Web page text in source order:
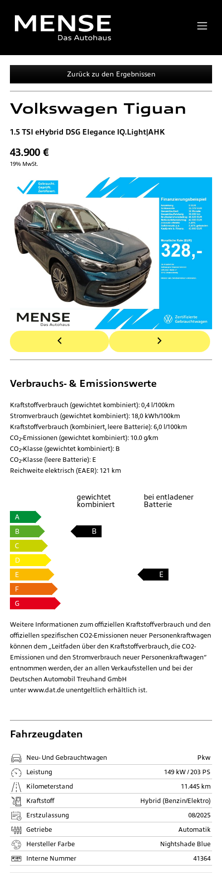
Zurück zu den Ergebnissen
Volkswagen Tiguan
1.5 TSI eHybrid DSG Elegance IQ.Light|AHK
43.900 €
19% MwSt.
Verbrauchs- & Emissionswerte
Kraftstoffverbrauch (gewichtet kombiniert): 0,4 l/100km
Stromverbrauch (gewichtet kombiniert): 18,0 kWh/100km
Kraftstoffverbrauch (kombiniert, leere Batterie): 6,0 l/100km
CO2-Emissionen (gewichtet kombiniert): 10.0 g/km
CO2-Klasse (gewichtet kombiniert): B
CO2-Klasse (leere Batterie): E
Reichweite elektrisch (EAER): 121 km
gewichtet
kombiniert
bei entladener
Batterie
A
B
B
C
D
E
E
F
G
Weitere Informationen zum offiziellen Kraftstoffverbrauch und den
offiziellen spezifischen CO2-Emissionen neuer Personenkraftwagen
können dem „Leitfaden über den Kraftstoffverbrauch, die CO2-
Emissionen und den Stromverbrauch neuer Personenkraftwagen“
entnommen werden, der an allen Verkaufsstellen und bei der
Deutschen Automobil Treuhand GmbH
unter www.dat.de unentgeltlich erhältlich ist.
Fahrzeugdaten
Neu- Und Gebrauchtwagen
Pkw
Leistung
149 kW / 203 PS
Kilometerstand
11.445 km
Kraftstoff
Hybrid (Benzin/Elektro)
Erstzulassung
08/2025
Getriebe
Automatik
Hersteller Farbe
Nightshade Blue
Interne Nummer
41364